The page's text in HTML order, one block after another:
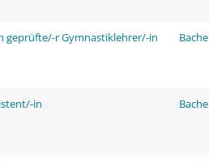
geprüfte/-r Gymnastiklehrer/-in
in